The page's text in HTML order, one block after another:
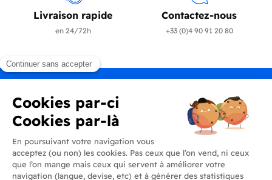
Livraison rapide
en 24/72h
Contactez-nous
+33 (0)4 90 91 20 80